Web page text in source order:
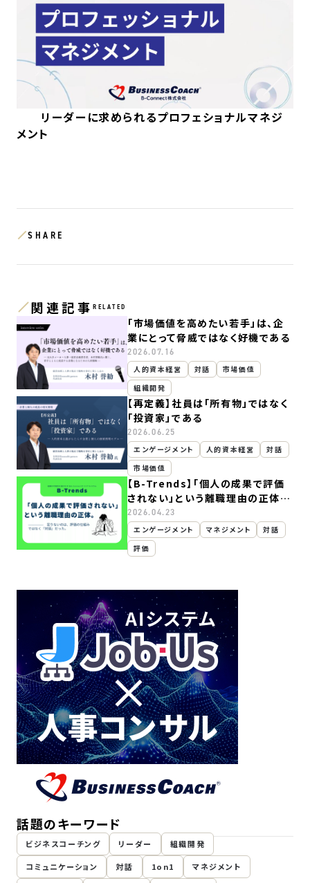
リーダーに求められるプロフェショナルマネジ
メント
SHARE
RELATED
関連記事
「市場価値を高めたい若手」は、企
業にとって脅威ではなく好機である
2026.07.16
人的資本経営
対話
市場価値
組織開発
【再定義】社員は「所有物」ではなく
「投資家」である
2026.06.25
エンゲージメント
人的資本経営
対話
市場価値
【B-Trends】「個人の成果で評価
されない」という離職理由の正体。
足りないのは、評価の仕組みではな
く『対話』だった。
2026.04.23
エンゲージメント
マネジメント
対話
評価
話題のキーワード
ビジネスコーチング リーダー 組織開発
コミュニケーション 対話 1on1 マネジメント